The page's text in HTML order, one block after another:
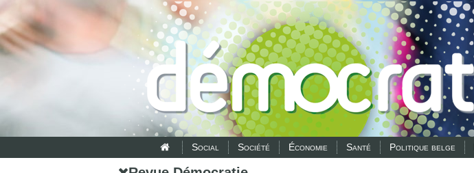
Social Société Économie Santé Politique belge